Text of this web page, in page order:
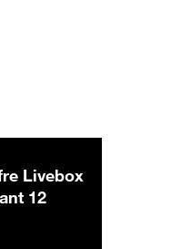
Livebox
par mois
12